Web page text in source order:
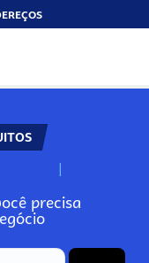
N
precisa